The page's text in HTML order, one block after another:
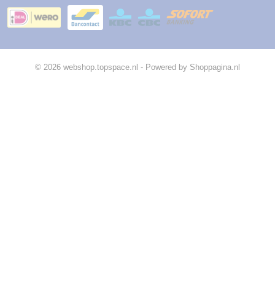
© 2026 webshop.topspace.nl - Powered by Shoppagina.nl